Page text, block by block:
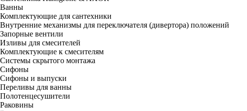
Ванны
Комплектующие для сантехники
Внутренние механизмы для переключателя (дивертора) положений
Запорные вентили
Изливы для смесителей
Комплектующие к смесителям
Системы скрытого монтажа
Сифоны
Сифоны и выпуски
Переливы для ванны
Полотенцесушители
Раковины